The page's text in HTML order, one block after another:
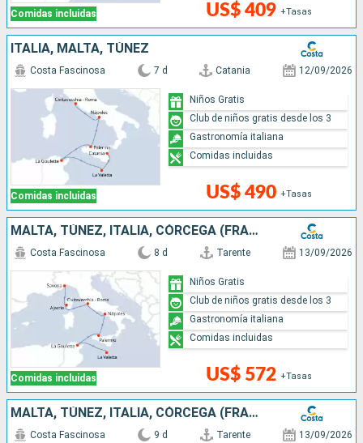
Comidas incluidas US$ 409 +Tasas
ITALIA, MALTA, TÚNEZ
Comidas incluidas
Costa Fascinosa 7 d Catania 12/09/2026
US$ 490 +Tasas
Niños Gratis
Club de niños gratis desde los 3
Gastronomía italiana
Comidas incluidas
MALTA, TÚNEZ, ITALIA, CÓRCEGA (FRANCIA)
Comidas incluidas
Costa Fascinosa 8 d Tarente 13/09/2026
US$ 572 +Tasas
Niños Gratis
Club de niños gratis desde los 3
Gastronomía italiana
Comidas incluidas
MALTA, TÚNEZ, ITALIA, CÓRCEGA (FRANCIA), FRANCIA
Costa Fascinosa 9 d Tarente 13/09/2026